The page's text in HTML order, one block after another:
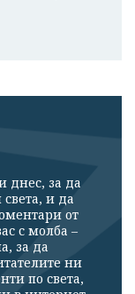
днес, за да
и да
от
с молба –
за да
ни
по света,